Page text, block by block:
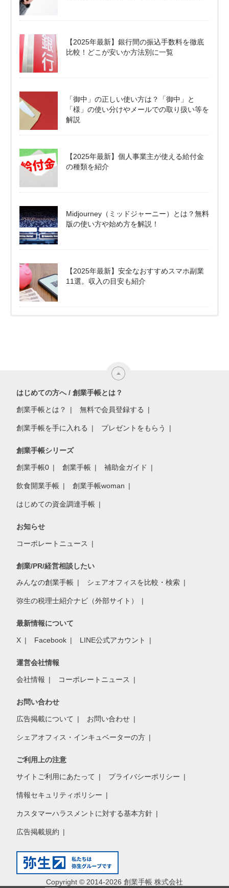
【2025年最新】銀行間の振込手数料を徹底
比較！どこが安いか方法別に一覧
「御中」の正しい使い方は？「御中」と
「様」の使い分けやメールでの取り扱い等を
解説
【2025年最新】個人事業主が使える給付金
の種類を紹介
Midjourney（ミッドジャーニー）とは？無料
版の使い方や始め方を解説！
【2025年最新】安全なおすすめスマホ副業
11選。収入の目安も紹介
はじめての方へ / 創業手帳とは？
創業手帳とは？ 無料で会員登録する
創業手帳を手に入れる プレゼントをもらう
創業手帳シリーズ
創業手帳0 創業手帳 補助金ガイド
飲食開業手帳 創業手帳woman
はじめての資金調達手帳
お知らせ
コーポレートニュース
創業/PR/経営相談したい
みんなの創業手帳 シェアオフィスを比較・検索
弥生の税理士紹介ナビ（外部サイト）
最新情報について
X Facebook LINE公式アカウント
運営会社情報
会社情報 コーポレートニュース
お問い合わせ
広告掲載について お問い合わせ
シェアオフィス・インキュベーターの方
ご利用上の注意
サイトご利用にあたって プライバシーポリシー
情報セキュリティポリシー
カスタマーハラスメントに対する基本方針
広告掲載規約
Copyright © 2014-2026 創業手帳 株式会社